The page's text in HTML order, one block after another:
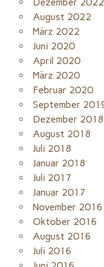
August 2022
März 2022
Juni 2020
April 2020
März 2020
Februar 2020
September
Dezember 2018
August 2018
Juli 2018
Januar 2018
Juli 2017
Januar 2017
November 2016
Oktober 2016
August 2016
Juli 2016